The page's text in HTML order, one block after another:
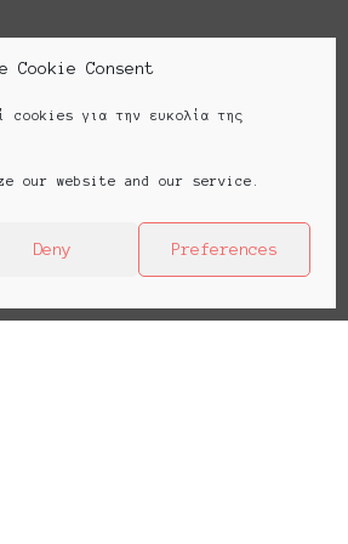
Cookie Consent
cookies για την ευκολία της
our website and our service.
Deny Preferences